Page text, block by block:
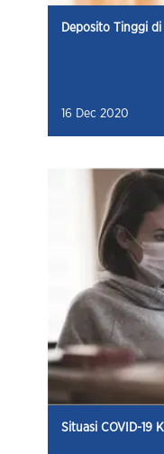
Deposito Tinggi
16 Dec 2020
Situasi COVID-19